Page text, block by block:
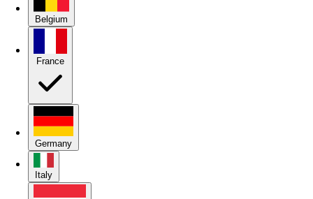
Belgium
Germany
Italy